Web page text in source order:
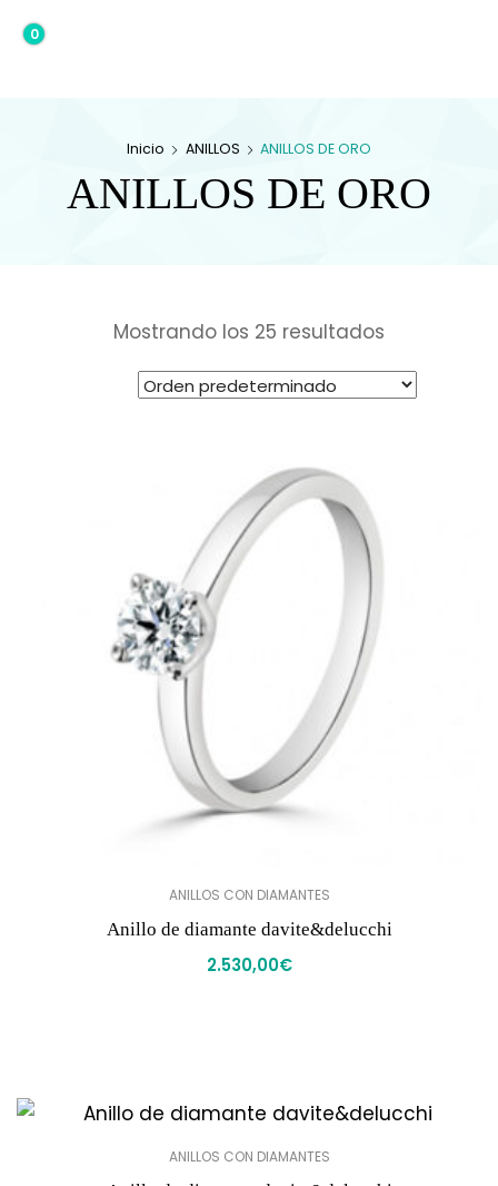
0,00€
0
Inicio ANILLOS ANILLOS DE ORO
ANILLOS DE ORO
Mostrando los 25 resultados
ANILLOS CON DIAMANTES
Anillo de diamante davite&delucchi
2.530,00€
ANILLOS CON DIAMANTES